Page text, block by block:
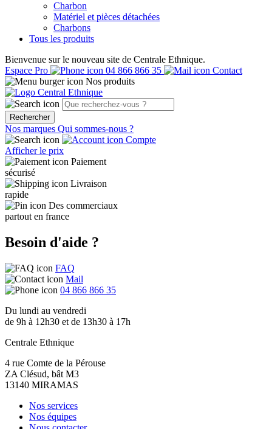
Charbon
Matériel et pièces détachées
Charbons
Tous les produits
Bienvenue sur le nouveau site de Centrale Ethnique.
Espace Pro
04 866 866 35
Contact
Nos produits
Rechercher
Nos marques Qui sommes-nous ?
Compte
Afficher le prix
Paiement
sécurisé
Livraison
rapide
Des commerciaux
partout en france
Besoin d'aide ?
FAQ
Mail
04 866 866 35
Du lundi au vendredi
de 9h à 12h30 et de 13h30 à 17h
Centrale Ethnique
4 rue Comte de la Pérouse
ZA Clésud, bât M3
13140 MIRAMAS
Nos services
Nos équipes